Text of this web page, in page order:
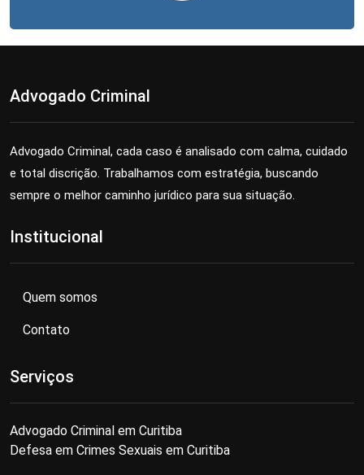
Advogado Criminal
Advogado Criminal, cada caso é analisado com calma, cuidado
e total discrição. Trabalhamos com estratégia, buscando
sempre o melhor caminho jurídico para sua situação.
Institucional
Quem somos
Contato
Serviços
Advogado Criminal em Curitiba
Defesa em Crimes Sexuais em Curitiba